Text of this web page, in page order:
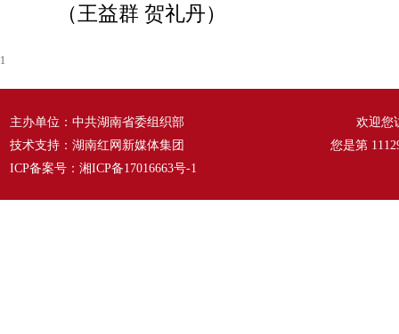
（王益群 贺礼丹）
1
主办单位：中共湖南省委组织部
技术支持：湖南红网新媒体集团
ICP备案号： 湘ICP备17016663号-1
欢迎您
您是第